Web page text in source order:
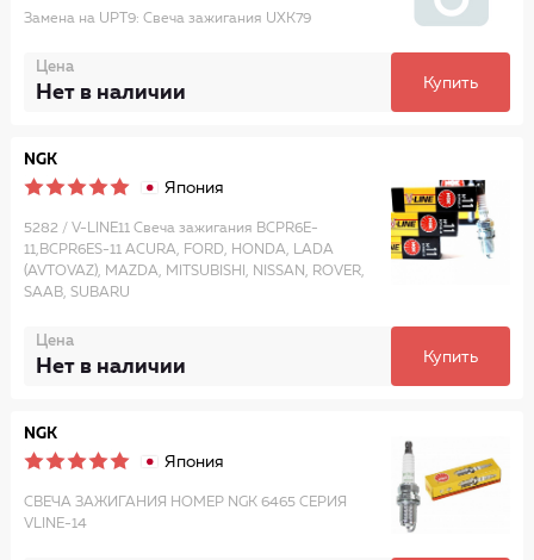
Замена на UPT9: Свеча зажигания UXK79
Цена
Нет в наличии Купить
NGK
Япония
5282 / V-LINE11 Свеча зажигания BCPR6E-
11,BCPR6ES-11 ACURA, FORD, HONDA, LADA
(AVTOVAZ), MAZDA, MITSUBISHI, NISSAN, ROVER,
SAAB, SUBARU
Цена
Нет в наличии Купить
NGK
Япония
СВЕЧА ЗАЖИГАНИЯ НОМЕР NGK 6465 СЕРИЯ
VLINE-14